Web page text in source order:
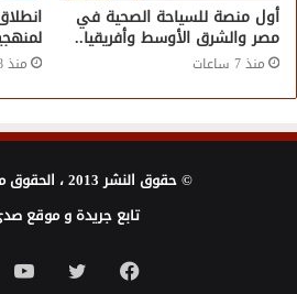
أول منصة للسياحة الصحية في
مصر والشرق الأوسط وأفريقيا..
منذ 7 ساعات منذ 8 ساعات
© حقوق النشر 2013 ، الحقوق محفوظة |
تابع جريدة و موقع
فيسبوك تويتر